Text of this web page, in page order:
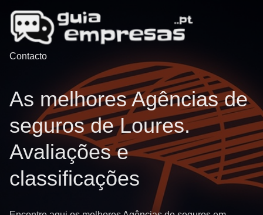
Contacto
As melhores Agências de
seguros de Loures.
Avaliações e
classificações